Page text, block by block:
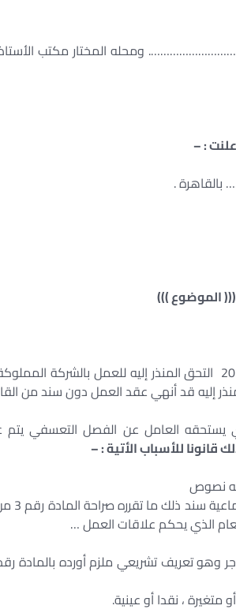
ومحله المختار مكتب
: –
.
((( الموضوع )))
بموجب عقد عمل غير محدد المدة مؤرخ في / / 2020 التحق المنذر إليه
قد أنهي عقد العمل دون سند من
يستحقه العامل عن الفصل التعسفي يتم
للأسباب الأتية : –
نصوص
، نقدا أو عينية.